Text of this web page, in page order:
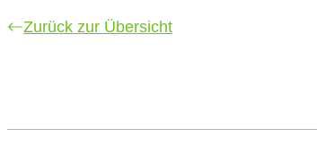
Zurück zur Übersicht